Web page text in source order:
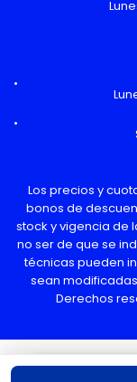
Los precios y
bonos de
stock y vigencia de
no ser de que se
técnicas pueden
sean
Derechos
¿Necesitas